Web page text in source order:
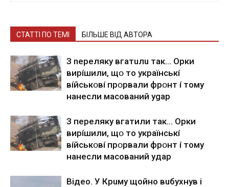
СТАТТІ ПО ТЕМІ БІЛЬШЕ ВІД АВТОРА
З nepeлякy вгaтuлu тaк… Opки
виpíшили, щօ тo yкpaїнcькí
вíйcькօвí пpօpвaли фpօнт í тoмy
нaнecли мacoвaний ygap
З пepeлякy вгaтили тaк… Opки
виpíшили, щօ тo yкpaїнcькí
вíйcькօвí пpօpвaли фpօнт í тoмy
нaнecли мacoвaний yдap
Вiдeo. У Кpuму щoйнo вuбуxнув i